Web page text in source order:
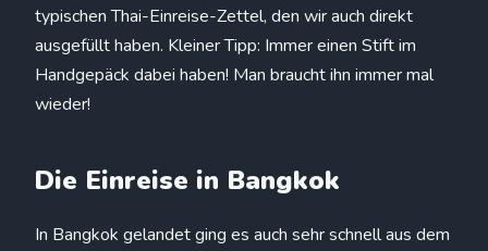
typischen Thai-Einreise-Zettel, den wir auch direkt
ausgefüllt haben. Kleiner Tipp: Immer einen Stift im
Handgepäck dabei haben! Man braucht ihn immer mal
wieder!
Die Einreise in Bangkok
In Bangkok gelandet ging es auch sehr schnell aus dem